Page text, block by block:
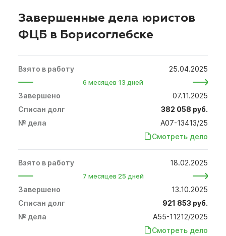
Завершенные дела юристов
ФЦБ в Борисоглебске
25.04.2025
6 месяцев 13 дней
07.11.2025
382 058 руб.
А07-13413/25
Смотреть дело
18.02.2025
7 месяцев 25 дней
13.10.2025
921 853 руб.
А55-11212/2025
Смотреть дело